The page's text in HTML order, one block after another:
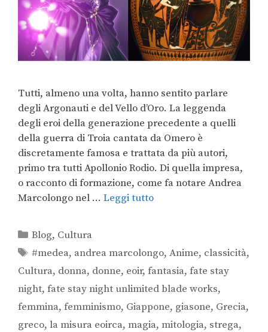
Tutti, almeno una volta, hanno sentito parlare
degli Argonauti e del Vello d’Oro. La leggenda
degli eroi della generazione precedente a quelli
della guerra di Troia cantata da Omero è
discretamente famosa e trattata da più autori,
primo tra tutti Apollonio Rodio. Di quella impresa,
o racconto di formazione, come fa notare Andrea
Marcolongo nel … Leggi tutto
Blog, Cultura
#medea, andrea marcolongo,Anime, classicità,
Cultura, donna, donne, eoir, fantasia, fate stay
night, fate stay night unlimited blade works,
femmina, femminismo, Giappone, giasone, Grecia,
greco, la misura eoirca, magia, mitologia, strega,